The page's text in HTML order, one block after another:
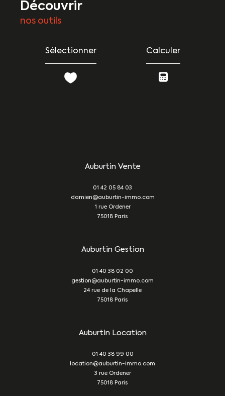
découvrir
nos outils
Sélectionner Calculer
Auburtin Vente
01 42 05 84 03
damien@auburtin-immo.com
1 rue Ordener
75018
Paris
Auburtin Gestion
01 40 38 02 00
gestion@auburtin-immo.com
24 rue de la Chapelle
75018
Paris
Auburtin Location
01 40 38 99 00
location@auburtin-immo.com
3 rue Ordener
75018
Paris